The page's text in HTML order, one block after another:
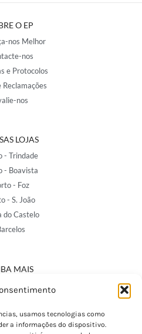
usamos tecnologias como
a informações do dispositivo.
O EP
nos Melhor
nos
e Protocolos
Reclamações
nos
LOJAS
- Trindade
- Boavista
- Foz
- S. João
do Castelo
MAIS
Privacidade
e Condições
Frequentes